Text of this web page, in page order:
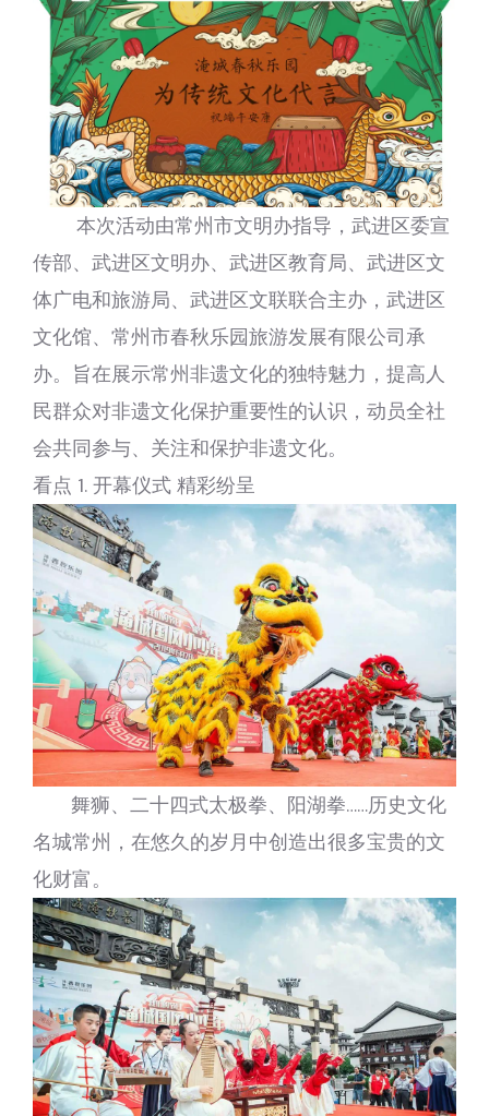
本次活动由常州市文明办指导，武进区委宣
传部、武进区文明办、武进区教育局、武进区文
体广电和旅游局、武进区文联联合主办，武进区
文化馆、常州市春秋乐园旅游发展有限公司承
办。旨在展示常州非遗文化的独特魅力，提高人
民群众对非遗文化保护重要性的认识，动员全社
会共同参与、关注和保护非遗文化。
看点 1. 开幕仪式 精彩纷呈
舞狮、二十四式太极拳、阳湖拳……历史文化
名城常州，在悠久的岁月中创造出很多宝贵的文
化财富。